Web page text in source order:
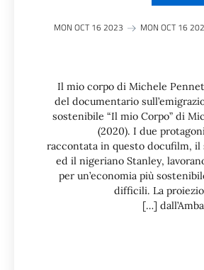
MON OCT 16
Il mio corpo di Michele
del documentario
sostenibile “Il mio Corpo” di
(2020). I due
raccontata in questo docufilm, il
ed il nigeriano Stanley,
per un’economia più
difficili. La